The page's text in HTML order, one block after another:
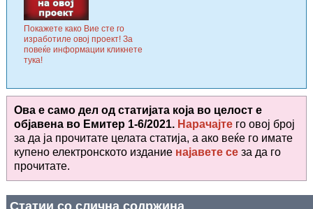
Покажете како Вие сте го
изработиле овој проект! За
повеќе информации кликнете
тука!
Ова е само дел од статијата која во целост е
објавена во Емитер 1-6/2021. Нарачајте го овој број
за да ја прочитате целата статија, а ако веќе го имате
купено електронското издание најавете се за да го
прочитате.